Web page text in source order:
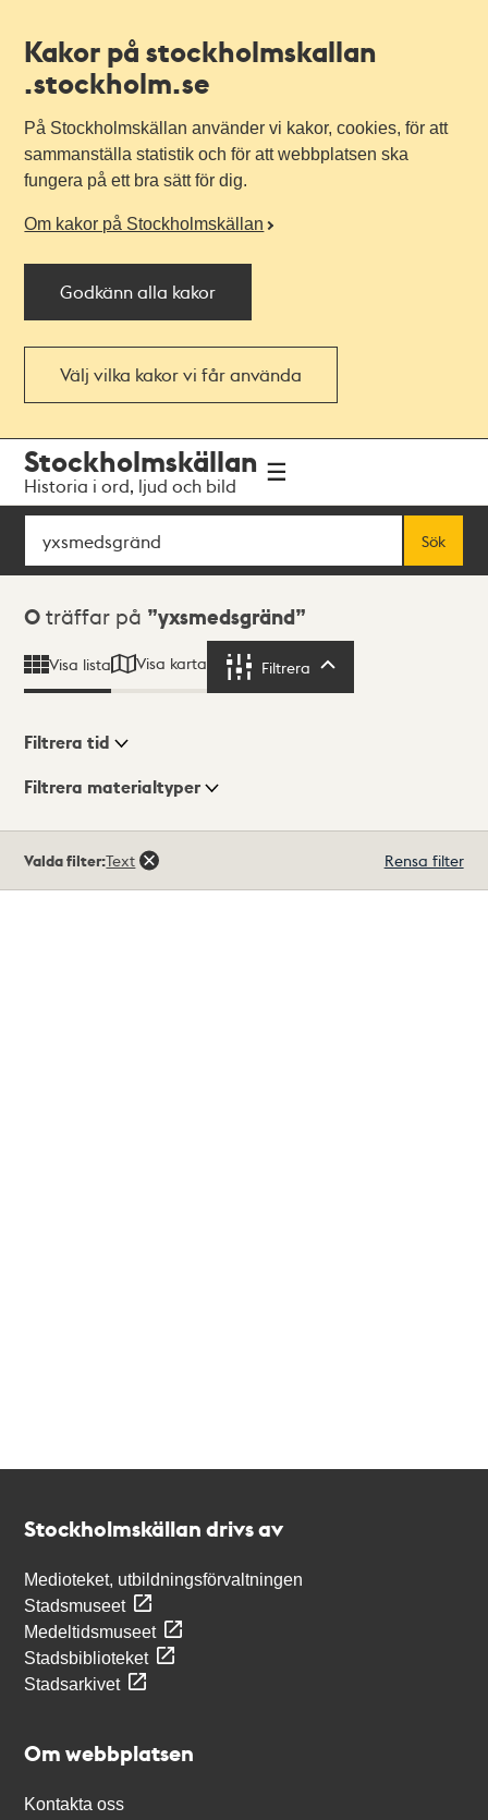
Kakor på stockholmskallan
.stockholm.se
På Stockholmskällan använder vi kakor, cookies, för att
sammanställa statistik och för att webbplatsen ska
fungera på ett bra sätt för dig.
Om kakor på Stockholmskällan
Godkänn alla kakor
Välj vilka kakor vi får använda
navigationen
huvudinnehållet
Stockholmskällan
Historia i ord, ljud och bild
Sök
Sök
Sökresultat
0 träffar på yxsmedsgränd
Visa lista Visa karta Filtrera
Visningsläge
Filtrera tid
Filtrera materialtyper
träffar
Valda filter:Text Rensa filter
Stockholmskällan drivs av
Medioteket, utbildningsförvaltningen
Stadsmuseet
Medeltidsmuseet
Stadsbiblioteket
Stadsarkivet
Om webbplatsen
Kontakta oss